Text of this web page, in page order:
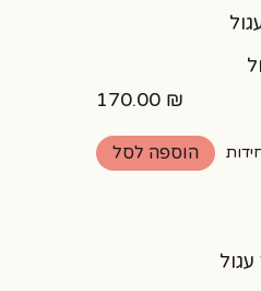
170.00 ₪
הוספה לסל